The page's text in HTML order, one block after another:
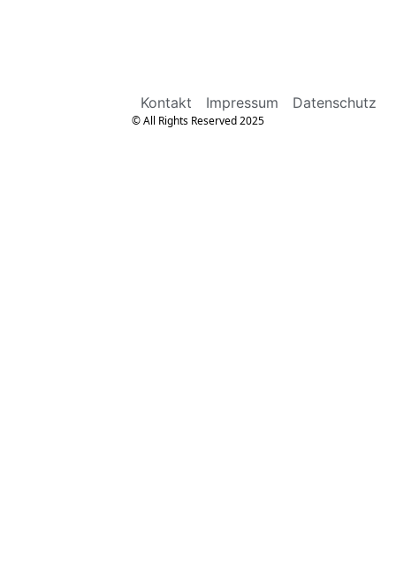
Kontakt Impressum Datenschutz
© All Rights Reserved 2025